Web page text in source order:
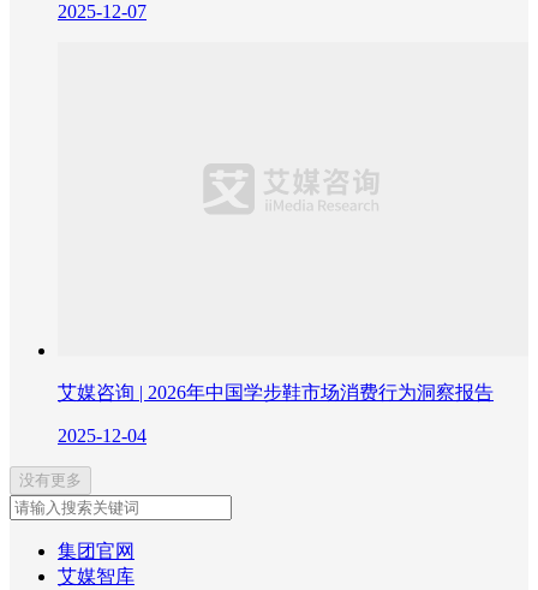
2025-12-07
艾媒咨询 | 2026年中国学步鞋市场消费行为洞察报告
2025-12-04
没有更多
集团官网
艾媒智库